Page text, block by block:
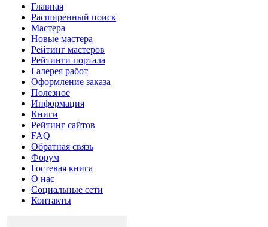
Главная
Расширенный поиск
Мастера
Новые мастера
Рейтинг мастеров
Рейтинги портала
Галерея работ
Оформление заказа
Полезное
Информация
Книги
Рейтинг сайтов
FAQ
Обратная связь
Форум
Гостевая книга
О нас
Социальные сети
Контакты